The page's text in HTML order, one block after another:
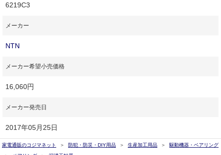
6219C3
メーカー
NTN
メーカー希望小売価格
16,060円
メーカー発売日
2017年05月25日
家電通販のコジマネット 防犯・防災・DIY用品 生産加工用品
駆動機器・ベアリング